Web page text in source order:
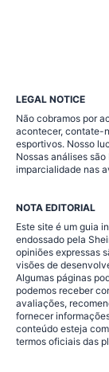
LEGAL NOTICE
Não cobramos por
acontecer, contate-
esportivos. Nosso
Nossas análises
imparcialidade nas
NOTA EDITORIAL
Este site é um guia
endossado pela
opiniões expressas
visões de
Algumas páginas
podemos receber
avaliações,
fornecer
conteúdo esteja
termos oficiais das